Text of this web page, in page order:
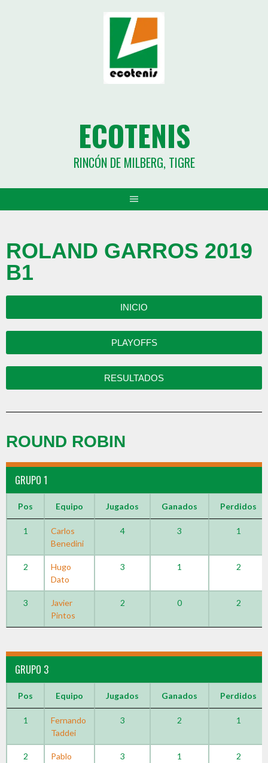
ECOTENIS
RINCÓN DE MILBERG, TIGRE
ROLAND GARROS 2019
B1
INICIO
PLAYOFFS
RESULTADOS
ROUND ROBIN
GRUPO 1
Pos Equipo Jugados Ganados Perdidos
1
Carlos
Benedini
4 3 1
2
Hugo
Dato
3 1 2
3
Javier
Pintos
2 0 2
GRUPO 3
Pos Equipo Jugados Ganados Perdidos
1
Fernando
Taddei
3 2 1
2
Pablo
3 1 2